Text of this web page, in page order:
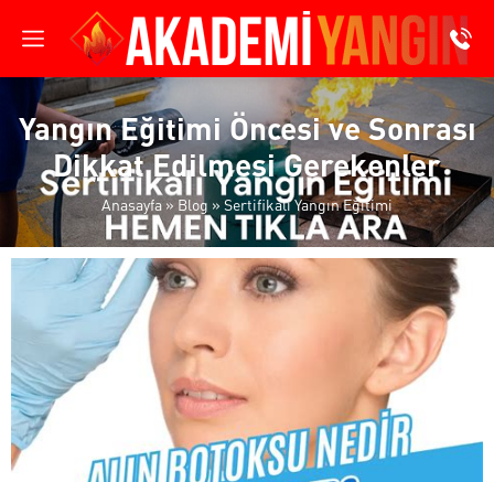
Yangın Eğitimi Öncesi ve Sonrası
Dikkat Edilmesi Gerekenler
Anasayfa » Blog » Sertifikalı Yangın Eğitimi